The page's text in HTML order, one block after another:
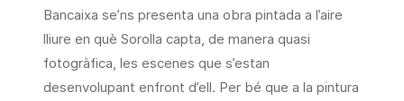
Bancaixa se’ns presenta una obra pintada a l’aire
lliure en què Sorolla capta, de manera quasi
fotogràfica, les escenes que s’estan
desenvolupant enfront d’ell. Per bé que a la pintura